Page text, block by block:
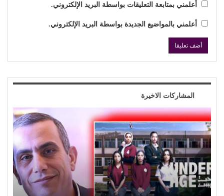
أعلمني بمتابعة التعليقات بواسطة البريد الإلكتروني.
أعلمني بالمواضيع الجديدة بواسطة البريد الإلكتروني.
المشاركات الاخيرة